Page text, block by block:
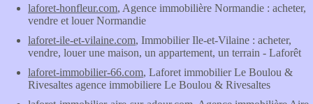
laforet-honfleur.com, Agence immobilière Normandie : acheter,
vendre et louer Normandie
laforet-ile-et-vilaine.com, Immobilier Ile-et-Vilaine : acheter,
vendre, louer une maison, un appartement, un terrain - Laforêt
laforet-immobilier-66.com, Laforet immobilier Le Boulou &
Rivesaltes agence immobiliere Le Boulou & Rivesaltes